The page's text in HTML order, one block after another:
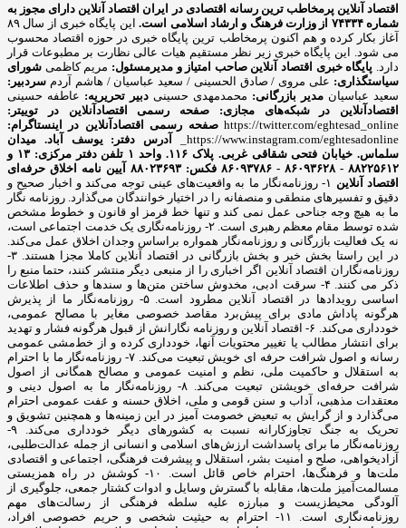
اقتصاد آنلاین پرمخاطب ترین رسانه اقتصادی در ایران اقتصاد آنلاین دارای مجوز به
شماره ۷۴۳۳۴ از وزارت فرهنگ و ارشاد اسلامی است.
این پایگاه خبری از سال ۸۹
آغاز بکار کرده و هم اکنون پرمخاطب ترین پایگاه خبری در حوزه اقتصاد محسوب
می شود. این پایگاه خبری زیر نظر مستقیم هیات عالی نظارت بر مطبوعات قرار
دارد. پایگاه خبری اقتصاد آنلاین صاحب امتیاز و مدیرمسئول: مریم کاظمی شورای
سیاستگذاری: علی مروی / صادق الحسینی / سعید عباسیان / هاشم آردم سردبیر:
سعید عباسیان مدیر بازرگانی: محمدمهدی حسینی دبیر تحریریه: عاطفه حسینی
اقتصادآنلاین در شبکه‌های مجازی:
صفحه رسمی اقتصادآنلاین در توییتر:
https://twitter.com/eghtesad_online صفحه رسمی اقتصادآنلاین در اینستاگرام:
https://www.instagram.com/eghtesadonline_
آدرس دفتر: یوسف آباد. میدان
سلماس. خیابان فتحی شقاقی غربی. پلاک ۱۱۶. واحد ۱
تلفن دفتر مرکزی: ۱۳ و
۸۸۲۲۵۶۱۲ - ۸۶۰۹۳۶۲۸ - ۸۶۰۹۳۷۸۶ فکس: ۸۸۰۲۳۶۹۳
آیین نامه اخلاق حرفه‌ای
اقتصاد آنلاین
۱- روزنامه‌نگار ما به واقعیت‌های عینی توجه می‌کند و اخبار صحیح و
دقیق و تفسیرهای منطقی و منصفانه را در اختیار خوانندگان می‌گذارد. روزنامه نگار
ما به هیچ وجه جناحی عمل نمی کند و تنها خط قرمز او قانون و خطوط مشخص
شده توسط مقام معظم رهبری است. ۲- روزنامه‌نگاری یک خدمت اجتماعی است،
نه یک فعالیت بازرگانی و روزنامه‌نگار همواره براساس وجدان اخلاق عمل می‌کند.
در این راستا بخش خبر و بخش بازرگانی در اقتصاد آنلاین کاملا مجزا هستند. ۳-
روزنامه‌نگاران اقتصاد آنلاین اگر اخباری را از منبعی دیگر منتشر کنند، حتما منبع را
ذکر می کنند. ۴- سرقت ادبی، مخدوش ساختن متن‌ها و سندها و حذف اطلاعات
اساسی رویدادها در اقتصاد آنلاین مطرود است. ۵- روزنامه‌نگار ما از پذیرش
هرگونه پاداش مادی برای پیش‌برد مقاصد خصوصی مغایر با مصالح عمومی،
خودداری می‌کند. ۶- اقتصاد آنلاین و روزنامه نگارانش از قبول هرگونه فشار و تهدید
برای انتشار مطالب یا تغییر محتویات آنها، خودداری کرده و از خط‌مشی عمومی
رسانه و اصول شرافت حرفه ای خویش تبعیت می‌کند. ۷- روزنامه‌نگار ما با احترام
به استقلال و حاکمیت ملی، نظم و امنیت عمومی و مصالح همگانی از اصول
شرافت حرفه‌ای خویشتن تبعیت می‌کند. ۸- روزنامه‌نگار ما به اصول دینی و
معتقدات مذهبی، آداب و سنن قومی و ملی، اخلاق حسنه و عفت عمومی احترام
می‌گذارد و از گرایش به تبعیض خصومت آمیز در این زمینه‌ها و همچنین تشویق و
تحریک به جنگ تجاوزکارانه نسبت به کشورهای دیگر خودداری می‌کند. ۹-
روزنامه‌نگار ما برای پاسداشت ارزش‌های اسلامی و انسانی از جمله عدالت‌طلبی،
آزادیخواهی، صلح و امنیت بشر، استقلال و پیشرفت فرهنگی، اجتماعی و اقتصادی
ملت‌ها و فرهنگ‌ها، احترام خاص قائل است. ۱۰- کوشش در راه همزیستی
مسالمت‌آمیز ملت‌ها، مقابله با گسترش وسایل و ادوات کشتار جمعی، جلوگیری از
آلودگی محیط‌زیست و مبارزه علیه سلطه فرهنگی از رسالت‌های مهم
روزنامه‌نگاری است. ۱۱- احترام به حیثیت شخصی و حریم خصوصی افراد،